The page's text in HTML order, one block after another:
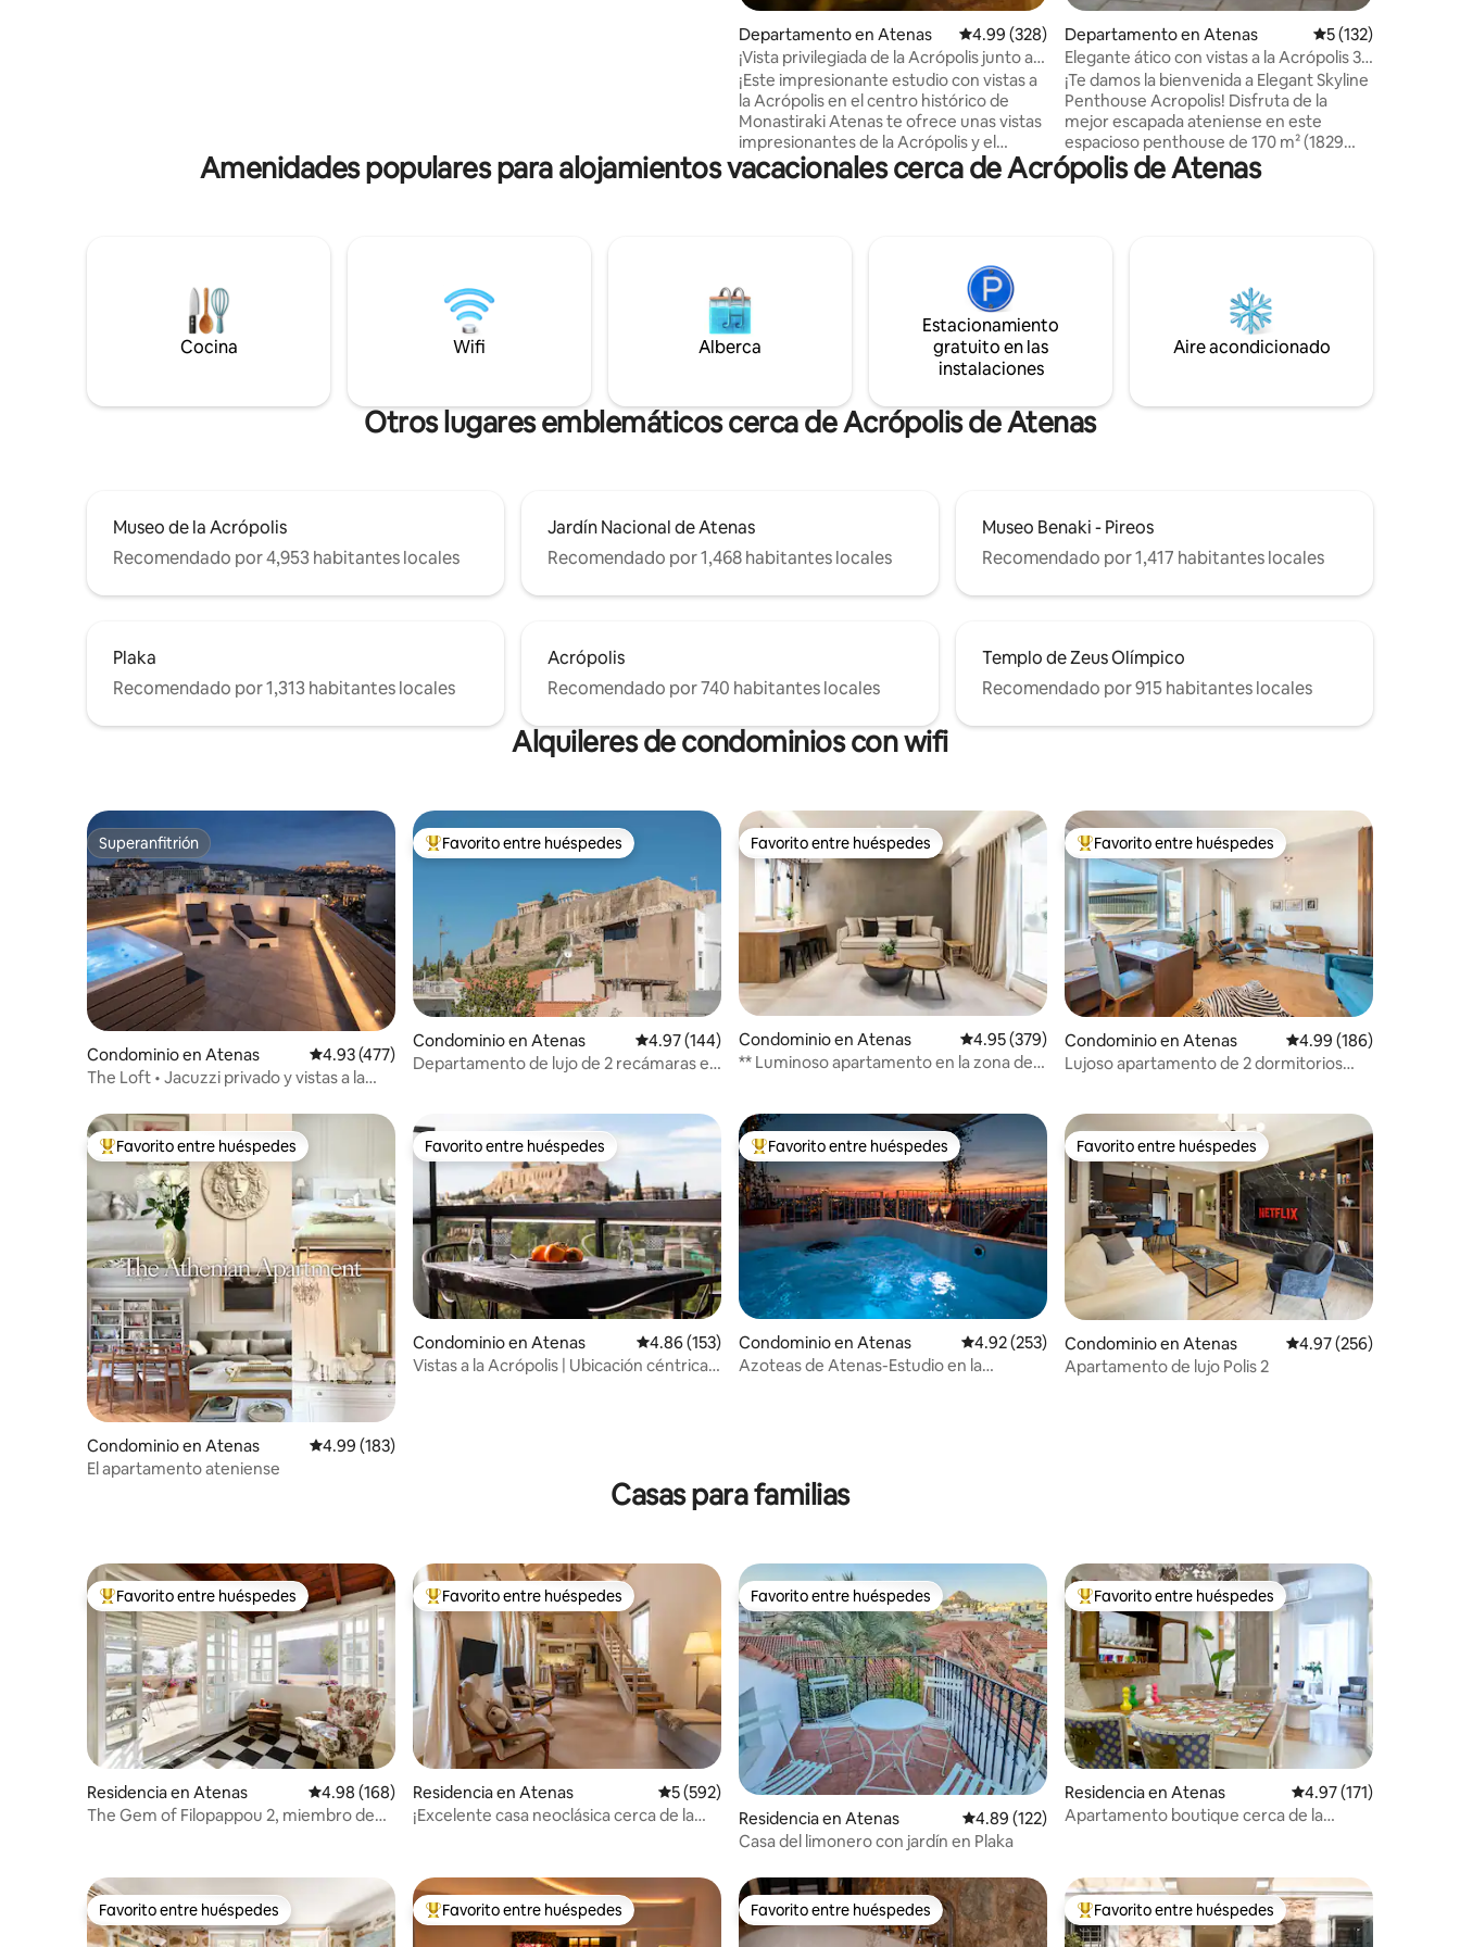
Departamento en Atenas Calificación promedio: 4.99 de 5; 328 evaluaciones
4.99 (328)
¡Vista privilegiada de la Acrópolis junto a
lugares históricos!
¡Este impresionante estudio con vistas a
la Acrópolis en el centro histórico de
Monastiraki Atenas te ofrece unas vistas
impresionantes de la Acrópolis y el
Partenón! A solo cuatro minutos a pie de
la estación de metro de Monastiraki, a
Partenón. A poca distancia de todos los
lugares de interés de la ciudad, como el
Templo de Zeus Olímpico, el Jardín
Nacional, el Estadio Panatenaico, la colina
Filopappou y más. Ascensor disponible.
Departamento en Atenas Calificación
5 (132)
Elegante ático con vistas a la Acrópolis 3
dormitorios|2 baños
¡Te damos la bienvenida a Elegant Skyline
Penthouse Acropolis! Disfruta de la
mejor escapada ateniense en este
espacioso penthouse de 170 m² (1829
pies cuadrados) en el octavo piso. Este
lujoso refugio es perfecto para familias o
a pocos pasos del Museo de la Acrópolis y
de la entrada a la Acrópolis, estarás en el
corazón del encanto histórico de Atenas
mientras disfrutas de las comodidades
Amenidades populares para alojamientos vacacionales cerca de Acrópolis de Atenas
Cocina Wifi Alberca
Estacionamiento
gratuito en las
instalaciones
Aire acondicionado
Otros lugares emblemáticos cerca de Acrópolis de Atenas
Museo de la Acrópolis
Recomendado por 4,953 habitantes locales
Jardín Nacional de Atenas
Recomendado por 1,468 habitantes locales
Museo Benaki - Pireos
Recomendado por 1,417 habitantes locales
Plaka
Recomendado por 1,313 habitantes locales
Acrópolis
Recomendado por 740 habitantes locales
Templo de Zeus Olímpico
Recomendado por 915 habitantes locales
Alquileres de condominios con wifi
Superanfitrión
Superanfitrión
Condominio en Atenas Calificación promedio: 4.93 de 5; 477 evaluaciones
4.93 (477)
The Loft • Jacuzzi privado y vistas a la
De los mejores en Favorito entre huéspedes
Favorito entre huéspedes
Condominio en Atenas Calificación promedio: 4.97 de 5; 144 evaluaciones
4.97 (144)
Departamento de lujo de 2 recámaras en
Favorito entre huéspedes
Favorito entre huéspedes
Condominio en Atenas Calificación promedio: 4.95 de 5; 379 evaluaciones
4.95 (379)
** Luminoso apartamento en la zona de
De los mejores en Favorito entre huéspedes
Favorito entre huéspedes
Condominio en Atenas Calificación promedio:
4.99 (186)
Lujoso apartamento de 2 dormitorios
De los mejores en Favorito entre huéspedes
Favorito entre huéspedes
Condominio en Atenas Calificación promedio: 4.99 de 5; 183 evaluaciones
4.99 (183)
El apartamento ateniense
Favorito entre huéspedes
Favorito entre huéspedes
Condominio en Atenas Calificación promedio: 4.86 de 5; 153 evaluaciones
4.86 (153)
Vistas a la Acrópolis | Ubicación céntrica |
De los mejores en Favorito entre huéspedes
Favorito entre huéspedes
Condominio en Atenas Calificación promedio: 4.92 de 5; 253 evaluaciones
4.92 (253)
Azoteas de Atenas-Estudio en la
Favorito entre huéspedes
Favorito entre huéspedes
Condominio en Atenas Calificación promedio:
4.97 (256)
Apartamento de lujo Polis 2
Casas para familias
De los mejores en Favorito entre huéspedes
Favorito entre huéspedes
Residencia en Atenas Calificación promedio: 4.98 de 5; 168 evaluaciones
4.98 (168)
The Gem of Filopappou 2, miembro de
De los mejores en Favorito entre huéspedes
Favorito entre huéspedes
Residencia en Atenas Calificación promedio: 5 de 5; 592 evaluaciones
5 (592)
¡Excelente casa neoclásica cerca de la
Favorito entre huéspedes
Favorito entre huéspedes
Residencia en Atenas Calificación promedio: 4.89 de 5; 122 evaluaciones
4.89 (122)
Casa del limonero con jardín en Plaka
De los mejores en Favorito entre huéspedes
Favorito entre huéspedes
Residencia en Atenas Calificación promedio:
4.97 (171)
Apartamento boutique cerca de la
Favorito entre huéspedes
Favorito entre huéspedes De los mejores en Favorito entre huéspedes
Favorito entre huéspedes Favorito entre huéspedes
Favorito entre huéspedes De los mejores en Favorito entre huéspedes
Favorito entre huéspedes